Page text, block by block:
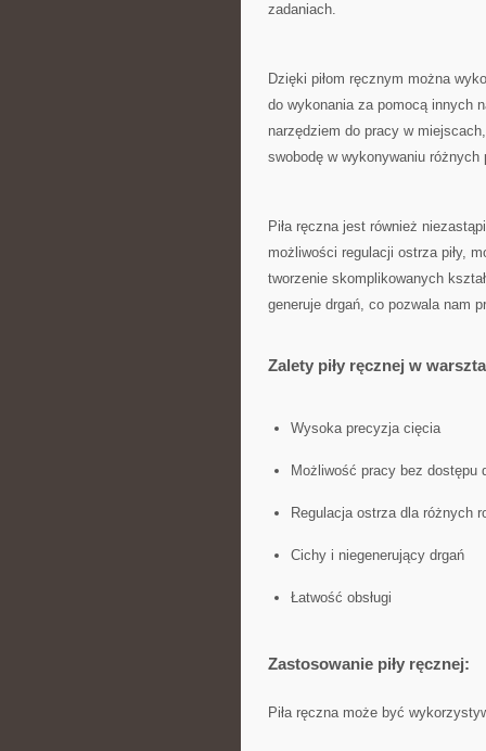
zadaniach.
Dzięki⁤ piłom ręcznym można
do wykonania za pomocą innych
narzędziem do pracy ⁤w
swobodę‍ w wykonywaniu różnych
Piła‍ ręczna jest również
możliwości regulacji ostrza piły,
tworzenie skomplikowanych
generuje drgań, co pozwala nam
Zalety‌ piły ręcznej w
Wysoka precyzja cięcia
Możliwość pracy bez dostępu
Regulacja ostrza dla różnych
Cichy i niegenerujący drgań
Łatwość obsługi
Zastosowanie piły ręcznej:
Piła ‍ręczna może być